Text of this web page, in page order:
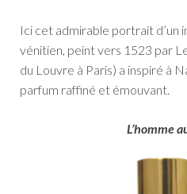
Ici cet admirable portrait d’un
vénitien, peint vers 1523 par
du Louvre à Paris) a inspiré à
parfum raffiné et émouvant.
L’homme